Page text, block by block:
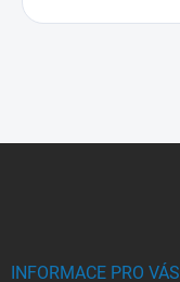
INFORMACE PRO VÁS